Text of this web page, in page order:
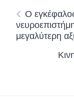
Ο
μεγαλύτερη